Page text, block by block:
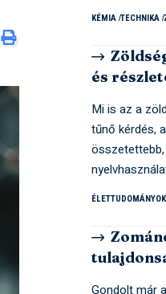
KÉMIA TECHNIKA
és
Mi is az a
tűnő kérdés,
ÉLETTUDOMÁNYOK
Gondolt már